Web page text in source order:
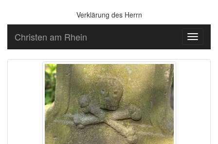
Verklärung des Herrn
Toggle
Christen am Rhein